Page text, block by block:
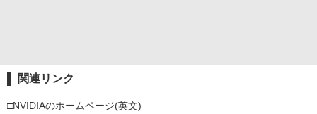
関連リンク
□NVIDIAのホームページ(英文)